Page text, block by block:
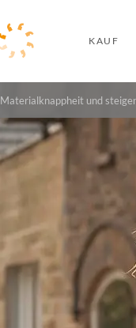
KAUF
Materialknappheit und